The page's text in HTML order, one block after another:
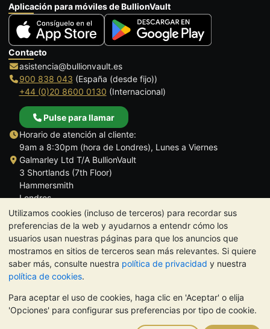
Utilizamos cookies (incluso de terceros) para recordar sus
preferencias de la web y ayudarnos a entendr cómo los
usuarios usan nuestras páginas para que los anuncios que
mostramos en sitios de terceros sean más relevantes. Si quiere
saber más, consulte nuestra política de privacidad y nuestra
política de cookies.
Para aceptar el uso de cookies, haga clic en 'Aceptar' o elija
'Opciones' para configurar sus preferencias por tipo de cookie.
Aplicación para móviles de BullionVault
Contacto
asistencia@bullionvault.es
900 838 043 (España (desde fijo))
+44 (0)20 8600 0130 (Internacional)
Pulse para llamar
Horario de atención al cliente:
9am a 8:30pm (hora de Londres), Lunes a Viernes
Galmarley Ltd T/A BullionVault
3 Shortlands (7th Floor)
Hammersmith
Londres
W6 8DA
Reino Unido
NOTA: El valor de los metales preciosos puede tanto bajar como
subir. Las tendencias históricas no garantizan la evolución
futura de los precios. Nada de lo contenido en los sitios web de